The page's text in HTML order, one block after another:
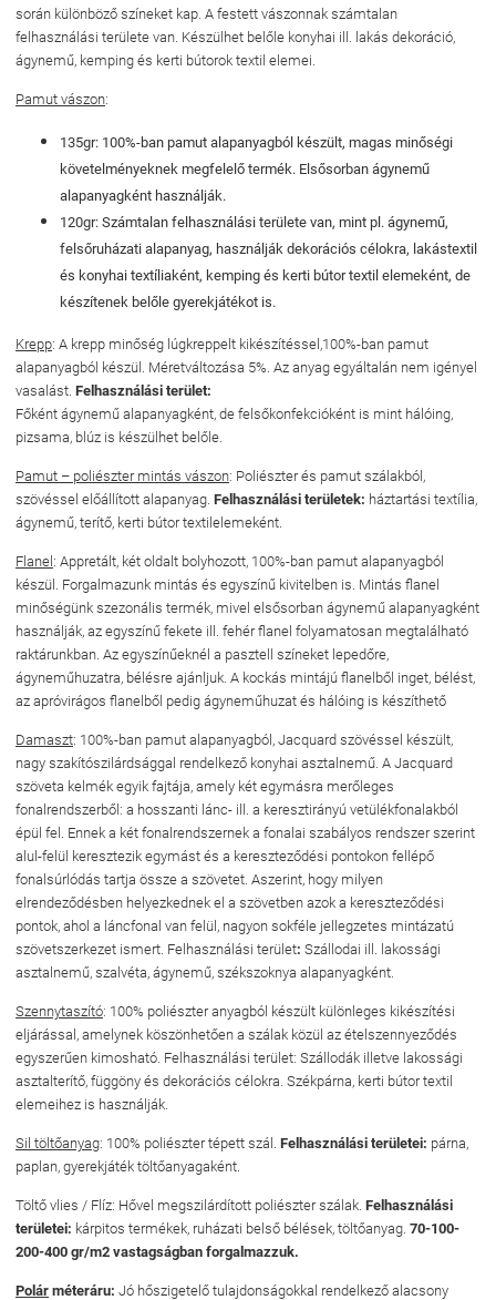
során különböző színeket kap. A festett vászonnak számtalan
felhasználási területe van. Készülhet belőle konyhai ill. lakás dekoráció,
ágynemű, kemping és kerti bútorok textil elemei.
Pamut vászon:
135gr: 100%-ban pamut alapanyagból készült, magas minőségi
követelményeknek megfelelő termék. Elsősorban ágynemű
alapanyagként használják.
120gr: Számtalan felhasználási területe van, mint pl. ágynemű,
felsőruházati alapanyag, használják dekorációs célokra, lakástextil
és konyhai textíliaként, kemping és kerti bútor textil elemeként, de
készítenek belőle gyerekjátékot is.
Krepp: A krepp minőség lúgkreppelt kikészítéssel,100%-ban pamut
alapanyagból készül. Méretváltozása 5%. Az anyag egyáltalán nem igényel
vasalást. Felhasználási terület:
Főként ágynemű alapanyagként, de felsőkonfekcióként is mint hálóing,
pizsama, blúz is készülhet belőle.
Pamut – poliészter mintás vászon: Poliészter és pamut szálakból,
szövéssel előállított alapanyag. Felhasználási területek: háztartási textília,
ágynemű, terítő, kerti bútor textilelemeként.
Flanel : Appretált, két oldalt bolyhozott, 100%-ban pamut alapanyagból
készül. Forgalmazunk mintás és egyszínű kivitelben is. Mintás flanel
minőségünk szezonális termék, mivel elsősorban ágynemű alapanyagként
használják, az egyszínű fekete ill. fehér flanel folyamatosan megtalálható
raktárunkban. Az egyszínűeknél a pasztell színeket lepedőre,
ágyneműhuzatra, bélésre ajánljuk. A kockás mintájú flanelből inget, bélést,
az apróvirágos flanelből pedig ágyneműhuzat és hálóing is készíthető
Damaszt: 100%-ban pamut alapanyagból, Jacquard szövéssel készült,
nagy szakítószilárdsággal rendelkező konyhai asztalnemű. A Jacquard
szöveta kelmék egyik fajtája, amely két egymásra merőleges
fonalrendszerből: a hosszanti lánc- ill. a keresztirányú vetülékfonalakból
épül fel. Ennek a két fonalrendszernek a fonalai szabályos rendszer szerint
alul-felül keresztezik egymást és a kereszteződési pontokon fellépő
fonalsúrlódás tartja össze a szövetet. Aszerint, hogy milyen
elrendeződésben helyezkednek el a szövetben azok a kereszteződési
pontok, ahol a láncfonal van felül, nagyon sokféle jellegzetes mintázatú
szövetszerkezet ismert. Felhasználási terület: Szállodai ill. lakossági
asztalnemű, szalvéta, ágynemű, székszoknya alapanyagként.
Szennytaszító: 100% poliészter anyagból készült különleges kikészítési
eljárással, amelynek köszönhetően a szálak közül az ételszennyeződés
egyszerűen kimosható. Felhasználási terület: Szállodák illetve lakossági
asztalterítő, függöny és dekorációs célokra. Székpárna, kerti bútor textil
elemeihez is használják.
Sil töltőanyag: 100% poliészter tépett szál. Felhasználási területei: párna,
paplan, gyerekjáték töltőanyagaként.
Töltő vlies / Flíz: Hővel megszilárdított poliészter szálak. Felhasználási
területei: kárpitos termékek, ruházati belső bélések, töltőanyag. 70-100-
200-400 gr/m2 vastagságban forgalmazzuk.
Polár méteráru: Jó hőszigetelő tulajdonságokkal rendelkező alacsony